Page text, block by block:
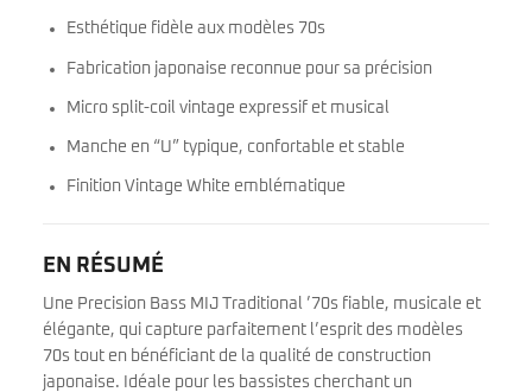
Esthétique fidèle aux modèles 70s
Fabrication japonaise reconnue pour sa précision
Micro split-coil vintage expressif et musical
Manche en “U” typique, confortable et stable
Finition Vintage White emblématique
EN RÉSUMÉ
Une Precision Bass MIJ Traditional ’70s fiable, musicale et
élégante, qui capture parfaitement l’esprit des modèles
70s tout en bénéficiant de la qualité de construction
japonaise. Idéale pour les bassistes cherchant un